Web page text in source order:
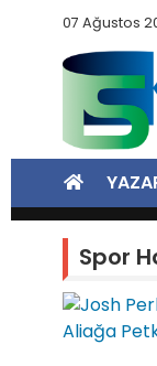
07 Ağustos
Spor